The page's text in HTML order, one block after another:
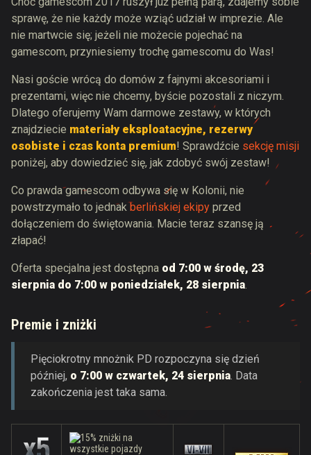
sprawę, że nie każdy może wziąć udział w imprezie. Ale
nie martwcie się; jeżeli nie możecie pojechać na
gamescom, przyniesiemy trochę gamescomu do Was!
Nasi goście wrócą do domów z fajnymi akcesoriami i
prezentami, więc nie chcemy, byście pozostali z niczym.
Dlatego oferujemy Wam darmowe zestawy, w których
znajdziecie materiały eksploatacyjne, rezerwy
osobiste i czas konta premium! Sprawdźcie sekcję misji
poniżej, aby dowiedzieć się, jak zdobyć swój zestaw!
Co prawda gamescom odbywa się w Kolonii, nie
powstrzymało to jednakberlińskiej ekipy przed
dołączeniem do świętowania. Macie teraz szansę ją
złapać!
Oferta specjalna jest dostępna od 7:00 w środę, 23
sierpnia do 7:00 w poniedziałek, 28 sierpnia.
Premie i zniżki
Pięciokrotny mnożnik PD rozpoczyna się dzień
później, o 7:00 w czwartek, 24 sierpnia. Data
zakończenia jest taka sama.